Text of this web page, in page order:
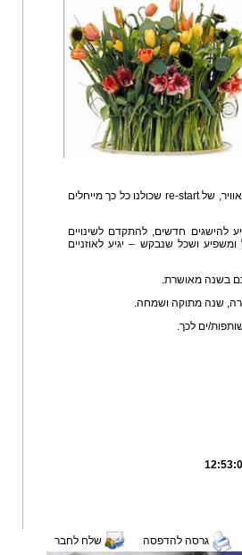
האווירה בחודשיים האחרונים היא אווירה של שינוי באוויר, של re-start שכולנו כל כך מייחלים
להישגים חדשים, להתקדם לשינויים
ושכל שנבקש – יגיע לאוזניים
בשנה מאושרת.
שנה מתוקה ושמחה.
ים לכך.
גרסה להדפסה שלח לחבר